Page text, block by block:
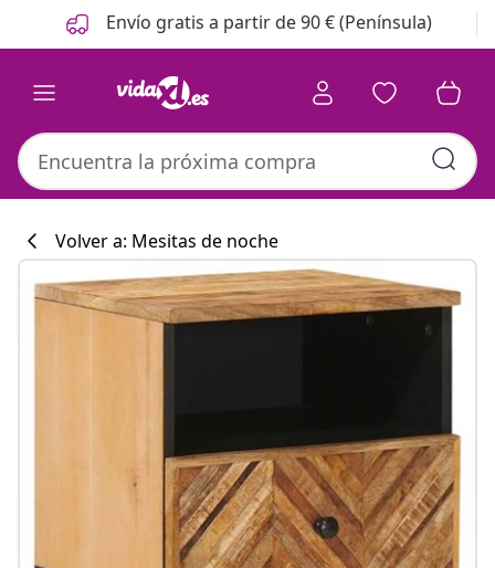
Anterior
Siguiente Envío gratis a partir de 90 € (Península)
Colección de
Volver a: Mesitas de noche